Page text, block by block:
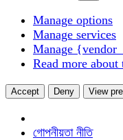
Manage options
Manage services
Manage
Read more about
Accept Deny View
গোপনীয়তা নীতি